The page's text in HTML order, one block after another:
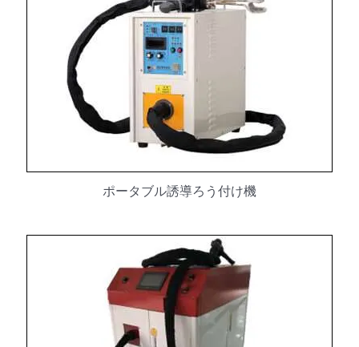
ポータブル誘導ろう付け機